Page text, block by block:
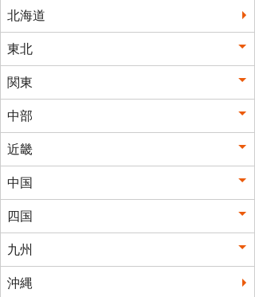
北海道
東北
関東
中部
近畿
中国
四国
九州
沖縄